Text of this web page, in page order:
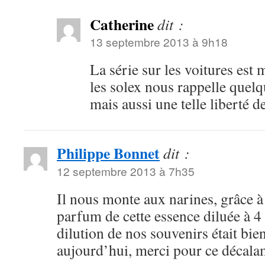
Catherinedit :
13 septembre 2013 à 9h18
La série sur les voitures est
les solex nous rappelle
mais aussi une telle liberté
Philippe Bonnetdit :
12 septembre 2013 à 7h35
Il nous monte aux narines, grâce
parfum de cette essence diluée à
dilution de nos souvenirs était
aujourd’hui, merci pour ce